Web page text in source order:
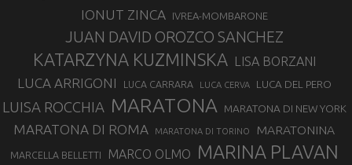
IONUT ZINCA IVREA-MOMBARONE
JUAN DAVID OROZCO SANCHEZ
KATARZYNA KUZMINSKA LISA BORZANI
LUCA ARRIGONI LUCA CARRARA LUCA CERVA LUCA DEL PERO
LUISA ROCCHIA MARATONA MARATONA DI NEW YORK
MARATONA DI ROMA MARATONA DI TORINO MARATONINA
MARCELLA BELLETTI MARCO OLMO MARINA PLAVAN